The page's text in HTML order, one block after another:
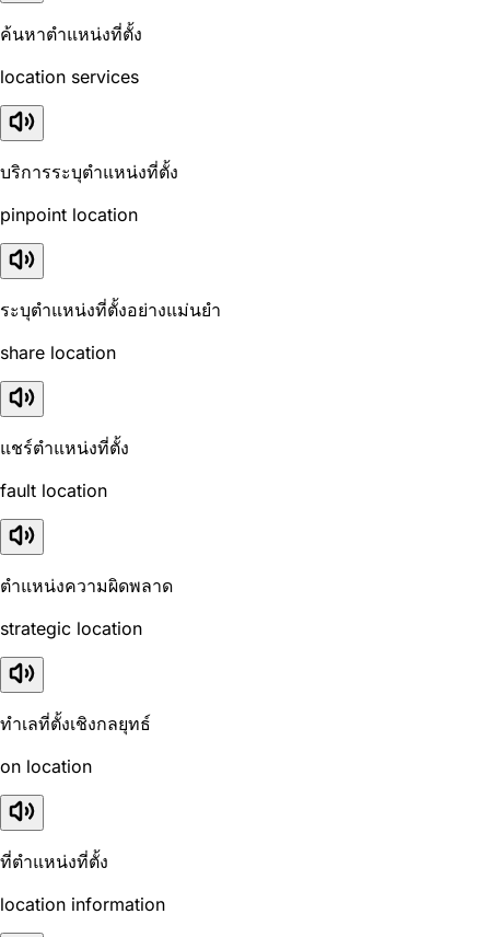
ค้นหาตำแหน่งที่ตั้ง
location services
บริการระบุตำแหน่งที่ตั้ง
pinpoint location
ระบุตำแหน่งที่ตั้งอย่างแม่นยำ
share location
แชร์ตำแหน่งที่ตั้ง
fault location
ตำแหน่งความผิดพลาด
strategic location
ทำเลที่ตั้งเชิงกลยุทธ์
on location
ที่ตำแหน่งที่ตั้ง
location information